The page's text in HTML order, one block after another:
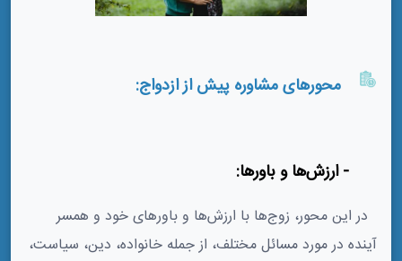
محورهای مشاوره پیش از ازدواج:
در این محور، زوج‌ها با ارزش‌ها و باورهای خود و همسر
آینده در مورد مسائل مختلف، از جمله خانواده، دین، سیاست،